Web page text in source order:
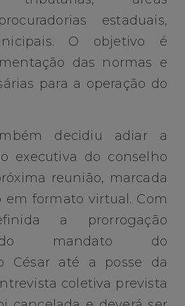
estaduais,
O objetivo é
das normas e
para a operação do
decidiu adiar a
executiva do conselho
reunião, marcada
em formato virtual. Com
a prorrogação
do mandato do
César até a posse da
coletiva prevista